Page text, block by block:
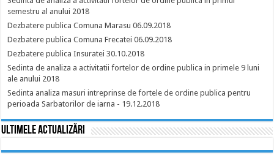
semestru al anului 2018
Dezbatere publica Comuna Marasu 06.09.2018
Dezbatere publica Comuna Frecatei 06.09.2018
Dezbatere publica Insuratei 30.10.2018
Sedinta de analiza a activitatii fortelor de ordine publica in primele 9 luni
ale anului 2018
Sedinta analiza masuri intreprinse de fortele de ordine publica pentru
perioada Sarbatorilor de iarna - 19.12.2018
Ultimele actualizări